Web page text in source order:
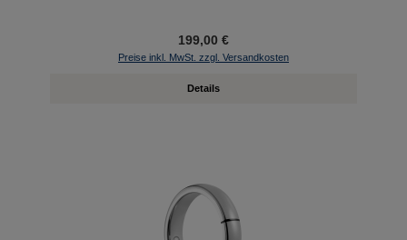
199,00 €
Preise inkl. MwSt. zzgl. Versandkosten
Details